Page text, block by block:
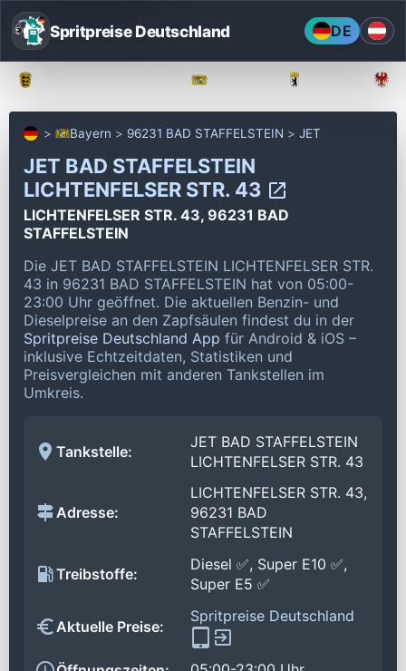
Spritpreise Deutschland DE
Bayern 96231 BAD STAFFELSTEIN JET
JET BAD STAFFELSTEIN
LICHTENFELSER STR. 43
LICHTENFELSER STR. 43, 96231 BAD
STAFFELSTEIN
Die JET BAD STAFFELSTEIN LICHTENFELSER STR.
43 in 96231 BAD STAFFELSTEIN hat von 05:00-
23:00 Uhr geöffnet. Die aktuellen Benzin- und
Dieselpreise an den Zapfsäulen findest du in der
Spritpreise Deutschland App für Android & iOS –
inklusive Echtzeitdaten, Statistiken und
Preisvergleichen mit anderen Tankstellen im
Umkreis.
Tankstelle:
JET BAD STAFFELSTEIN
LICHTENFELSER STR. 43
Adresse:
LICHTENFELSER STR. 43,
96231 BAD
STAFFELSTEIN
Treibstoffe:
Diesel ✅, Super E10 ✅,
Super E5 ✅
Aktuelle Preise:
Spritpreise Deutschland